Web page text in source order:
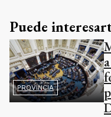
Puede
PROVINCIA